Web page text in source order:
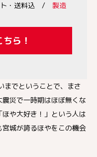
ト・送料込 / 製造
ら！
までということで、まさ
災で一時期はほぼ無くな
や大好き！」という人は
城が誇るほやをこの機会